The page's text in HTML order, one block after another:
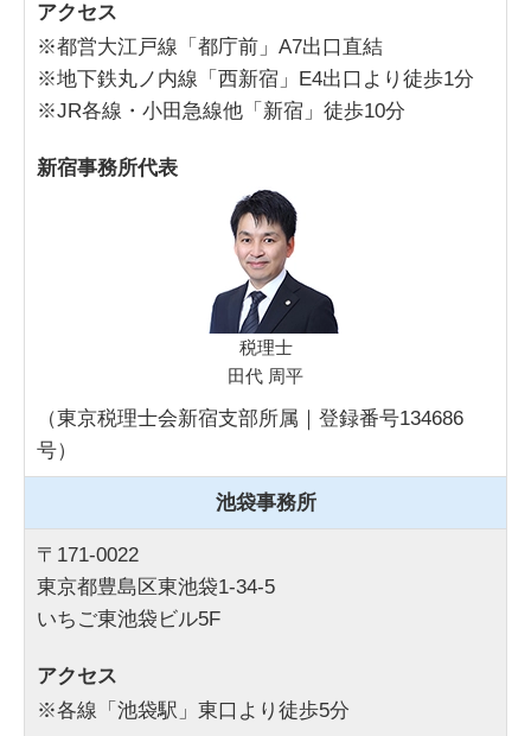
アクセス
※都営大江戸線「都庁前」A7出口直結
※地下鉄丸ノ内線「西新宿」E4出口より徒歩1分
※JR各線・小田急線他「新宿」徒歩10分
新宿事務所代表
税理士
田代 周平
（東京税理士会新宿支部所属｜登録番号134686
号）
池袋事務所
〒171-0022
東京都豊島区東池袋1-34-5
いちご東池袋ビル5F
アクセス
※各線「池袋駅」東口より徒歩5分